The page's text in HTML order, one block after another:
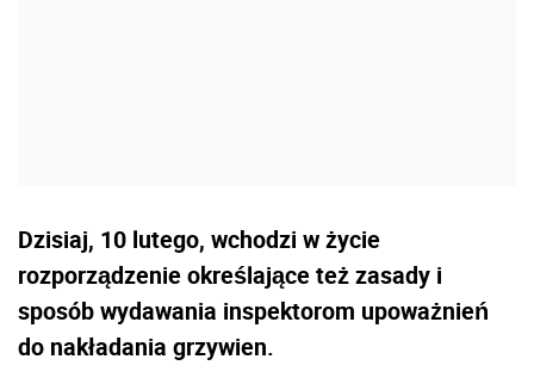
Dzisiaj, 10 lutego, wchodzi w życie
rozporządzenie określające też zasady i
sposób wydawania inspektorom upoważnień
do nakładania grzywien.